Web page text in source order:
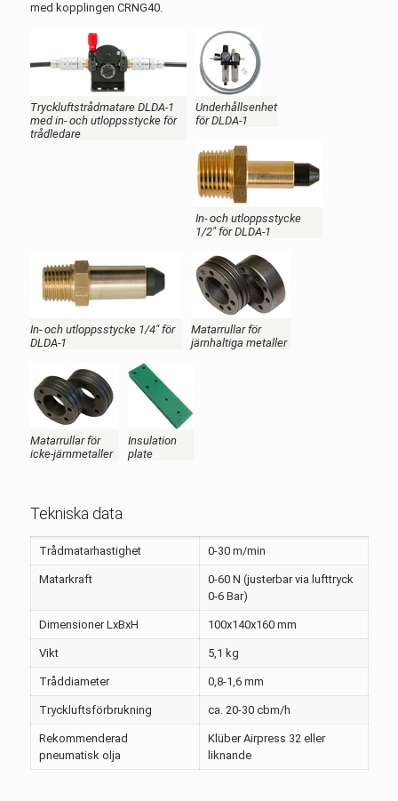
med kopplingen CRNG40.
Tryckluftstrådmatare DLDA-1
med in- och utloppsstycke för
trådledare
Underhållsenhet
för DLDA-1
In- och utloppsstycke
1/2" för DLDA-1
In- och utloppsstycke 1/4" för
DLDA-1
Matarrullar för
järnhaltiga metaller
Matarrullar för
icke-järnmetaller
Insulation
plate
Tekniska data
Trådmatarhastighet 0-30 m/min
Matarkraft
0-60 N (justerbar via lufttryck
0-6 Bar)
Dimensioner LxBxH 100x140x160 mm
Vikt 5,1 kg
Tråddiameter 0,8-1,6 mm
Tryckluftsförbrukning ca. 20-30 cbm/h
Rekommenderad
pneumatisk olja
Klüber Airpress 32 eller
liknande